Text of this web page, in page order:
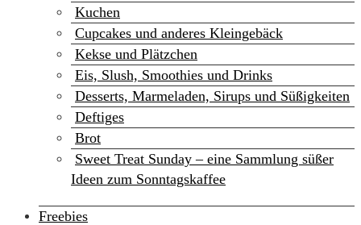
Kuchen
Cupcakes und anderes Kleingebäck
Kekse und Plätzchen
Eis, Slush, Smoothies und Drinks
Desserts, Marmeladen, Sirups und Süßigkeiten
Deftiges
Brot
Sweet Treat Sunday – eine Sammlung süßer
Ideen zum Sonntagskaffee
Freebies